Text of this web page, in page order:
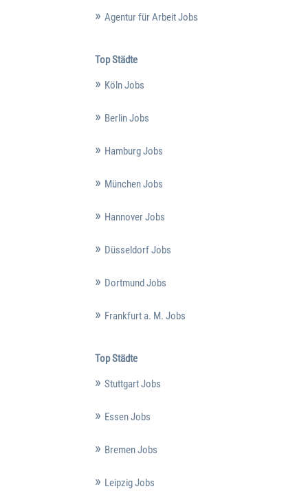
Agentur für Arbeit Jobs
Top Städte
Köln Jobs
Berlin Jobs
Hamburg Jobs
München Jobs
Hannover Jobs
Düsseldorf Jobs
Dortmund Jobs
Frankfurt a. M. Jobs
Top Städte
Stuttgart Jobs
Essen Jobs
Bremen Jobs
Leipzig Jobs